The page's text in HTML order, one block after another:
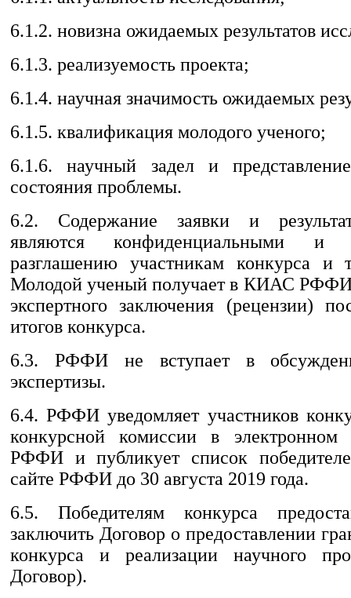
6.1.2. новизна ожидаемых результатов
6.1.3. реализуемость проекта;
6.1.4. научная значимость ожидаемых
6.1.5. квалификация молодого ученого;
6.1.6. научный задел и
состояния проблемы.
6.2. Содержание заявки и
являются конфиденциальными и
разглашению участникам конкурса и
Молодой ученый получает в КИАС РФФИ
экспертного заключения (рецензии)
итогов конкурса.
6.3. РФФИ не вступает в
экспертизы.
6.4. РФФИ уведомляет участников
конкурсной комиссии в
РФФИ и публикует список
сайте РФФИ до 30 августа 2019 года.
6.5. Победителям конкурса
заключить Договор о предоставлении
конкурса и реализации научного
Договор).